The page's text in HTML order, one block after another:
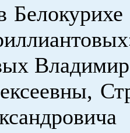
Белокурихе